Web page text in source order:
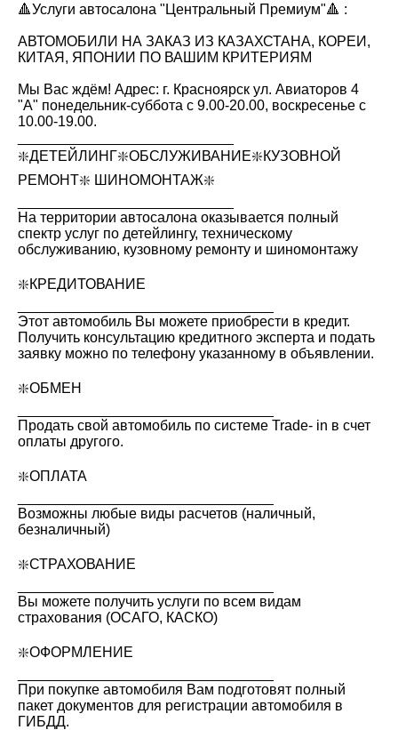
🔺Услуги автосалона "Центральный Премиум"🔺 :
АВТОМОБИЛИ НА ЗАКАЗ ИЗ КАЗАХСТАНА, КОРЕИ,
КИТАЯ, ЯПОНИИ ПО ВАШИМ КРИТЕРИЯМ
Мы Вас ждём! Адрес: г. Красноярск ул. Авиаторов 4
"А" понедельник-суббота с 9.00-20.00, воскресенье с
10.00-19.00.
❇️ДЕТЕЙЛИНГ❇️ОБСЛУЖИВАНИЕ❇️КУЗОВНОЙ
РЕМОНТ❇️ ШИНОМОНТАЖ❇️
На территории автосалона оказывается полный
спектр услуг по детейлингу, техническому
обслуживанию, кузовному ремонту и шиномонтажу
❇️КРЕДИТОВАНИЕ
Этот автомобиль Вы можете приобрести в кредит.
Получить консультацию кредитного эксперта и подать
заявку можно по телефону указанному в объявлении.
❇️ОБМЕН
Продать свой автомобиль по системе Trade- in в счет
оплаты другого.
❇️ОПЛАТА
Возможны любые виды расчетов (наличный,
безналичный)
❇️СТРАХОВАНИЕ
Вы можете получить услуги по всем видам
страхования (ОСАГО, КАСКО)
❇️ОФОРМЛЕНИЕ
При покупке автомобиля Вам подготовят полный
пакет документов для регистрации автомобиля в
ГИБДД.